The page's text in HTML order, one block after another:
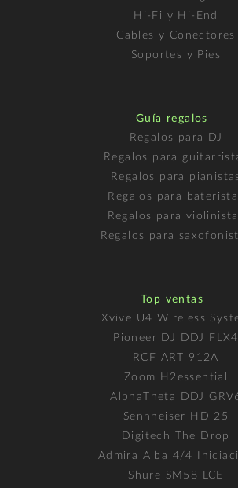
Hi-Fi y Hi-End
Cables y Conectores
Soportes y Pies
Guía regalos
Regalos para DJ
Regalos para
Regalos para pianistas
Regalos para
Regalos para
Regalos para
Top ventas
Xvive U4 Wireless
Pioneer DJ DDJ FLX4
RCF ART 912A
Zoom H2essential
AlphaTheta DDJ
Sennheiser HD 25
Digitech The Drop
Admira Alba 4/4
Shure SM58 LCE